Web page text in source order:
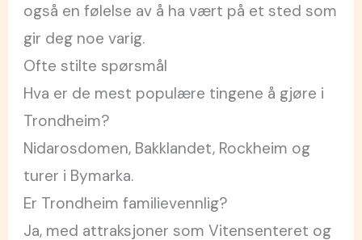
også en følelse av å ha vært på et sted som
gir deg noe varig.
Ofte stilte spørsmål
Hva er de mest populære tingene å gjøre i
Trondheim?
Nidarosdomen, Bakklandet, Rockheim og
turer i Bymarka.
Er Trondheim familievennlig?
Ja, med attraksjoner som Vitensenteret og